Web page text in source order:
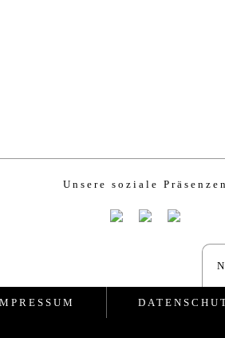
Unsere soziale Präsenzen